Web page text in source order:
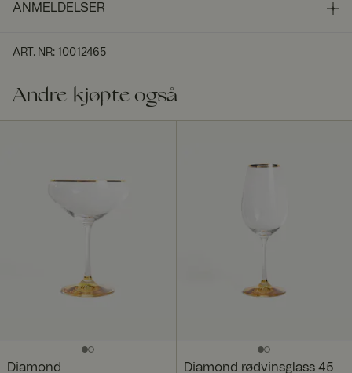
ANMELDELSER
ART. NR: 10012465
Andre kjøpte også
Diamond Diamond rødvinsglass 45